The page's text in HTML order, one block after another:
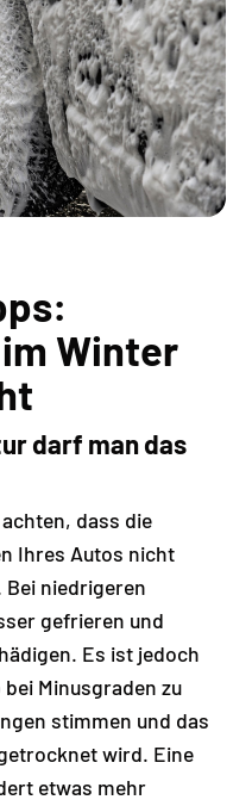
Winter
darf man das
dass die
Ihres Autos nicht
Bei niedrigeren
gefrieren und
Es ist jedoch
Minusgraden zu
stimmen und das
wird. Eine
etwas mehr